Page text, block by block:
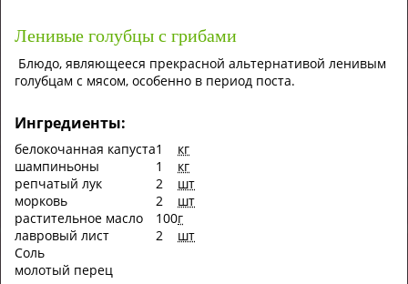
Ленивые голубцы с грибами
Блюдо, являющееся прекрасной альтернативой ленивым
голубцам с мясом, особенно в период поста.
Ингредиенты:
белокочанная капуста1
кг
шампиньоны
1
кг
репчатый лук
2
шт
морковь
2
шт
растительное масло
100г
лавровый лист
2
шт
Соль
молотый перец